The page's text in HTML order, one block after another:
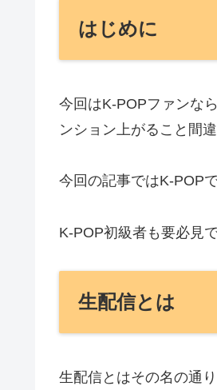
はじめに
今回はK-POPファンな
ンション上がること間
今回の記事ではK-POP
K-POP初級者も要必見で
生配信とは
生配信とはその名の通